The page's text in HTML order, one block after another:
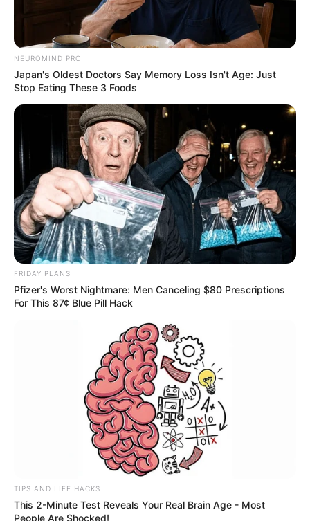
NEUROMIND PRO
Japan's Oldest Doctors Say Memory Loss Isn't Age: Just
Stop Eating These 3 Foods
FRIDAY PLANS
Pfizer's Worst Nightmare: Men Canceling $80 Prescriptions
For This 87¢ Blue Pill Hack
TIPS AND LIFE HACKS
This 2-Minute Test Reveals Your Real Brain Age - Most
People Are Shocked!